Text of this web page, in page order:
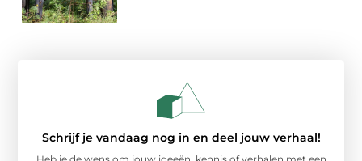
Schrijf je vandaag nog in en deel jouw verhaal!